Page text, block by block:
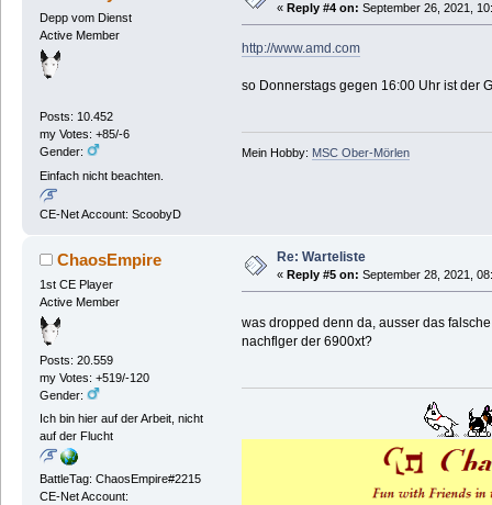
Depp vom Dienst
Active Member
Posts: 10.452
my Votes: +85/-6
Gender:
Einfach nicht beachten.
CE-Net Account: ScoobyD
« Reply #4 on: September 26, 2021,
http://www.amd.com
so Donnerstags gegen 16:00 Uhr ist der
Mein Hobby: MSC Ober-Mörlen
ChaosEmpire
1st CE Player
Active Member
Posts: 20.559
my Votes: +519/-120
Gender:
Ich bin hier auf der Arbeit, nicht
auf der Flucht
BattleTag: ChaosEmpire#2215
CE-Net Account:
Re: Warteliste
« Reply #5 on: September 28, 2021,
was dropped denn da, ausser das
nachflger der 6900xt?